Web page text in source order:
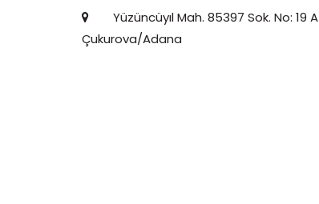
Yüzüncüyıl Mah. 85397 Sok. No: 19 A
Çukurova/Adana